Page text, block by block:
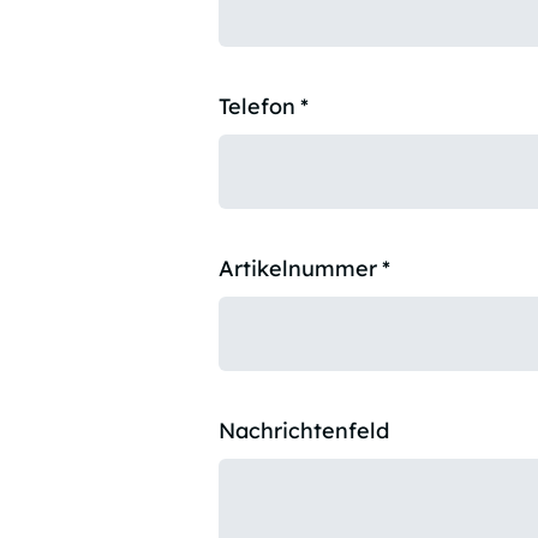
Telefon *
Artikelnummer*
Nachrichtenfeld